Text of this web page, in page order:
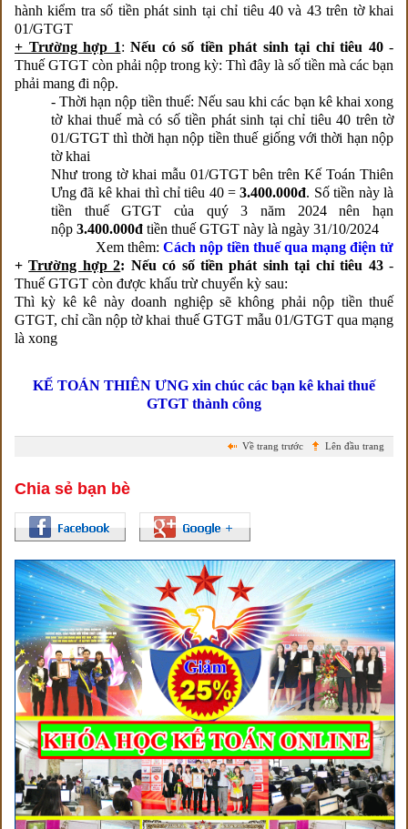
hành kiểm tra số tiền phát sinh tại chỉ tiêu 40 và 43 trên tờ khai
01/GTGT
+ Trường hợp 1: Nếu có số tiền phát sinh tại chỉ tiêu 40-
Thuế GTGT còn phải nộp trong kỳ: Thì đây là số tiền mà các bạn
phải mang đi nộp.
- Thời hạn nộp tiền thuế: Nếu sau khi các bạn kê khai xong
tờ khai thuế mà có số tiền phát sinh tại chỉ tiêu 40 trên tờ
01/GTGT thì thời hạn nộp tiền thuế giống với thời hạn nộp
tờ khai
Như trong tờ khai mẫu 01/GTGT bên trên Kế Toán Thiên
Ưng đã kê khai thì chỉ tiêu 40 =3.400.000đ. Số tiền này là
tiền thuế GTGT của quý 3 năm 2024 nên hạn
nộp 3.400.000đ tiền thuế GTGT này là ngày 31/10/2024
Xem thêm: Cách nộp tiền thuế qua mạng điện tử
+Trường hợp 2: Nếu có số tiền phát sinh tại chỉ tiêu 43-
Thuế GTGT còn được khấu trừ chuyển kỳ sau:
Thì kỳ kê kê này doanh nghiệp sẽ không phải nộp tiền thuế
GTGT, chỉ cần nộp tờ khai thuế GTGT mẫu 01/GTGT qua mạng
là xong
KẾ TOÁN THIÊN ƯNG xin chúc các bạn kê khai thuế
GTGT thành công
Lên đầu trang
Về trang trước
Chia sẻ bạn bè